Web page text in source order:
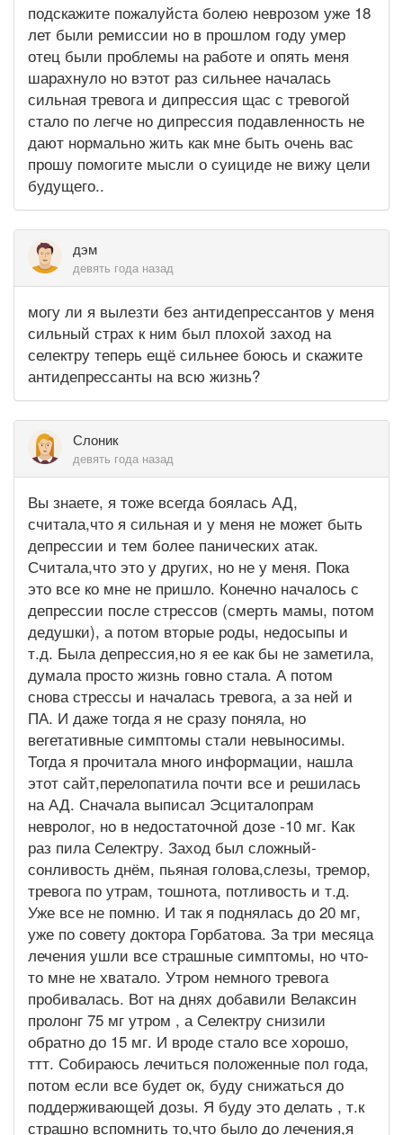
подскажите пожалуйста болею неврозом уже 18
лет были ремиссии но в прошлом году умер
отец были проблемы на работе и опять меня
шарахнуло но вэтот раз сильнее началась
сильная тревога и дипрессия щас с тревогой
стало по легче но дипрессия подавленность не
дают нормально жить как мне быть очень вас
прошу помогите мысли о суициде не вижу цели
будущего..
дэм
девять года назад
могу ли я вылезти без антидепрессантов у меня
сильный страх к ним был плохой заход на
селектру теперь ещё сильнее боюсь и скажите
антидепрессанты на всю жизнь?
Слоник
девять года назад
Вы знаете, я тоже всегда боялась АД,
считала,что я сильная и у меня не может быть
депрессии и тем более панических атак.
Считала,что это у других, но не у меня. Пока
это все ко мне не пришло. Конечно началось с
депрессии после стрессов (смерть мамы, потом
дедушки), а потом вторые роды, недосыпы и
т.д. Была депрессия,но я ее как бы не заметила,
думала просто жизнь говно стала. А потом
снова стрессы и началась тревога, а за ней и
ПА. И даже тогда я не сразу поняла, но
вегетативные симптомы стали невыносимы.
Тогда я прочитала много информации, нашла
этот сайт,перелопатила почти все и решилась
на АД. Сначала выписал Эсциталопрам
невролог, но в недостаточной дозе -10 мг. Как
раз пила Селектру. Заход был сложный-
сонливость днём, пьяная голова,слезы, тремор,
тревога по утрам, тошнота, потливость и т.д.
Уже все не помню. И так я поднялась до 20 мг,
уже по совету доктора Горбатова. За три месяца
лечения ушли все страшные симптомы, но что-
то мне не хватало. Утром немного тревога
пробивалась. Вот на днях добавили Велаксин
пролонг 75 мг утром , а Селектру снизили
обратно до 15 мг. И вроде стало все хорошо,
ттт. Собираюсь лечиться положенные пол года,
потом если все будет ок, буду снижаться до
поддерживающей дозы. Я буду это делать , т.к
страшно вспомнить то,что было до лечения,я